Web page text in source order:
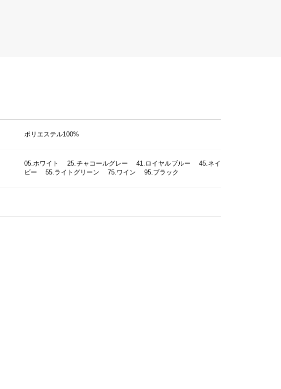
ポリエステル100%
05.ホワイト 25.チャコールグレー 41.ロイヤルブルー 45.ネイ
ビー 55.ライトグリーン 75.ワイン 95.ブラック